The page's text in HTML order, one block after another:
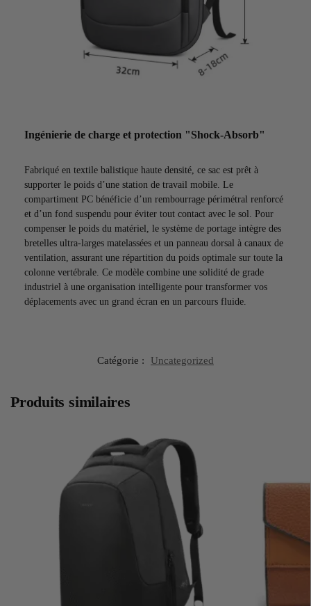
Ingénierie de charge et protection "Shock-Absorb"
Fabriqué en textile balistique haute densité, ce sac est prêt à
supporter le poids d’une station de travail mobile. Le
compartiment PC bénéficie d’un rembourrage périmétral renforcé
et d’un fond suspendu pour éviter tout contact avec le sol. Pour
compenser le poids du matériel, le système de portage intègre des
bretelles ultra-larges matelassées et un panneau dorsal à canaux de
ventilation, assurant une répartition du poids optimale sur toute la
colonne vertébrale. Ce modèle combine une solidité de grade
industriel à une organisation intelligente pour transformer vos
déplacements avec un grand écran en un parcours fluide.
Catégorie : Uncategorized
Produits similaires